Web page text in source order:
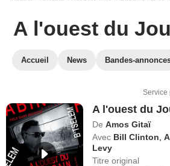
A l'ouest du
Accueil News Bandes-
Service
A l'ouest du
De Amos Gitaï
Avec Bill Clinton ,
Levy
Titre original